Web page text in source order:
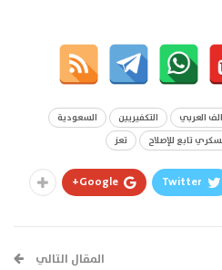
العربي التكفيريين
السعودية
تابع للإصلاح تعز
Twitter
Google+
المقال التالي